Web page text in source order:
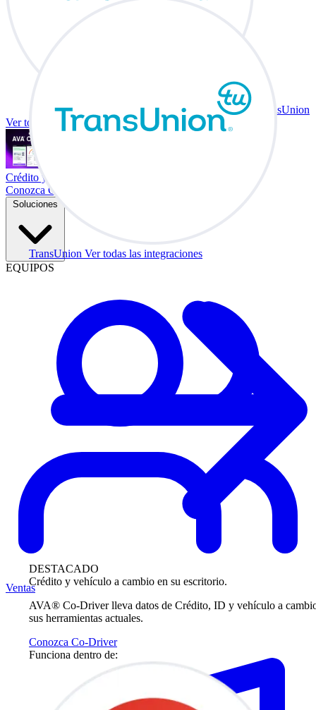
TransUnion Ver todas las integraciones
DESTACADO
Crédito y vehículo a cambio en su escritorio.
AVA® Co-Driver lleva datos de Crédito, ID y vehículo a
sus herramientas actuales.
Conozca Co-Driver
Funciona dentro de:
TransUnion
Ver todas las integraciones
Crédito y vehículo a cambio en su escritorio.
Conozca Co-Driver
Soluciones
EQUIPOS
Ventas